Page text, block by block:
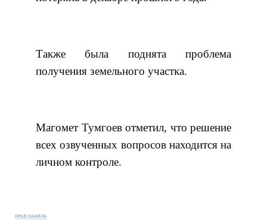
Также была поднята проблема
получения земельного участка.
Магомет Тумгоев отметил, что решение
всех озвученных вопросов находится на
личном контроле.
ПРЕДСЕДАТЕЛЬ